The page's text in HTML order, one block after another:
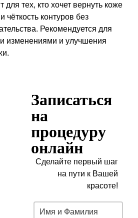
для тех, кто хочет вернуть коже
чёткость контуров без
Рекомендуется для
изменениями и улучшения
Записаться
на
процедуру
онлайн
Сделайте первый шаг
на пути к Вашей
красоте!